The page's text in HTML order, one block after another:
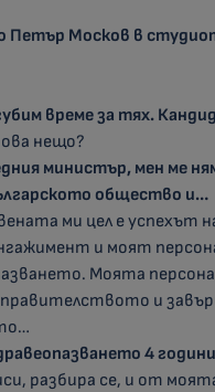
Москов в
време за тях.
нещо?
министър, мен ме
общество и…
ми цел е успехът
и моят
Моята
и
4
разбира се, и от